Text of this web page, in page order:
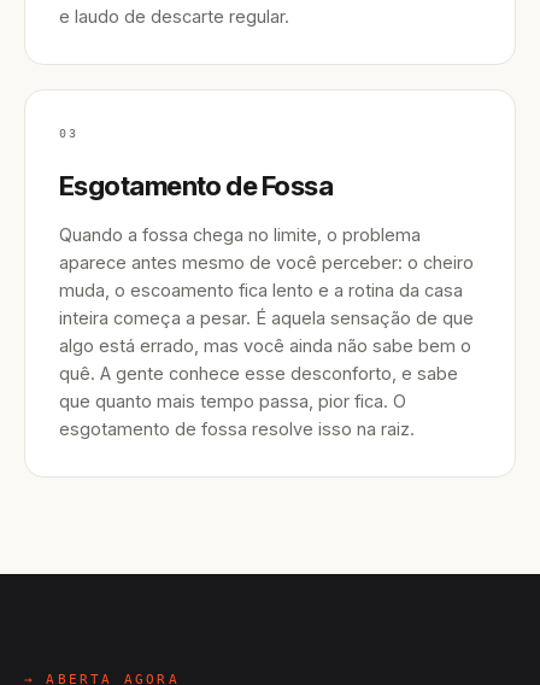
e laudo de descarte regular.
03
Esgotamento de Fossa
Quando a fossa chega no limite, o problema
aparece antes mesmo de você perceber: o cheiro
muda, o escoamento fica lento e a rotina da casa
inteira começa a pesar. É aquela sensação de que
algo está errado, mas você ainda não sabe bem o
quê. A gente conhece esse desconforto, e sabe
que quanto mais tempo passa, pior fica. O
esgotamento de fossa resolve isso na raiz.
→ ABERTA AGORA